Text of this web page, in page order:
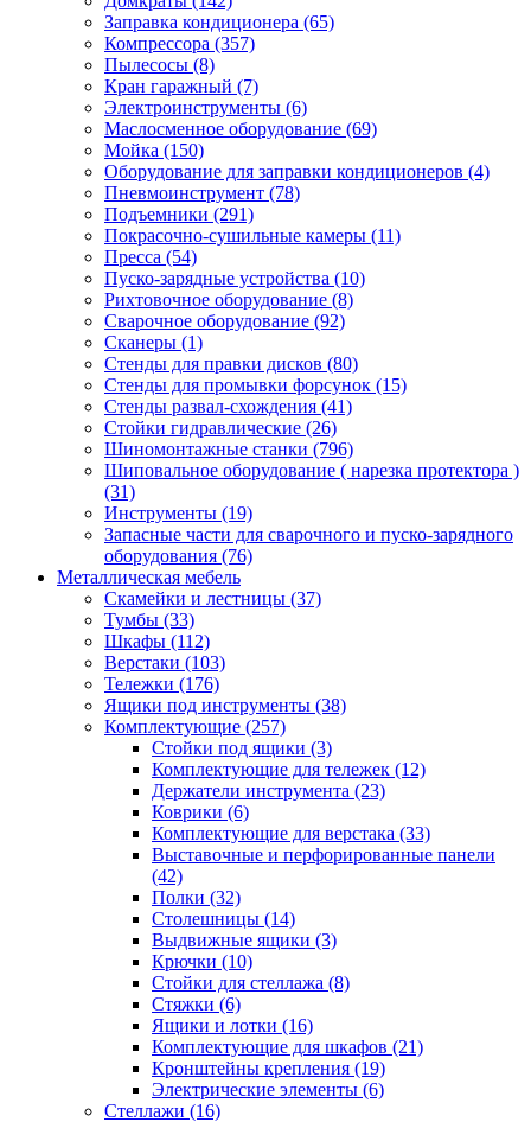
Заправка кондиционера (65)
Компрессора (357)
Пылесосы (8)
Кран гаражный (7)
Электроинструменты (6)
Маслосменное оборудование (69)
Мойка (150)
Оборудование для заправки кондиционеров (4)
Пневмоинструмент (78)
Подъемники (291)
Покрасочно-сушильные камеры (11)
Пресса (54)
Пуско-зарядные устройства (10)
Рихтовочное оборудование (8)
Сварочное оборудование (92)
Сканеры (1)
Стенды для правки дисков (80)
Стенды для промывки форсунок (15)
Стенды развал-схождения (41)
Стойки гидравлические (26)
Шиномонтажные станки (796)
Шиповальное оборудование ( нарезка протектора )
(31)
Инструменты (19)
Запасные части для сварочного и пуско-зарядного
оборудования (76)
Металлическая мебель
Скамейки и лестницы (37)
Тумбы (33)
Шкафы (112)
Верстаки (103)
Тележки (176)
Ящики под инструменты (38)
Комплектующие (257)
Стойки под ящики (3)
Комплектующие для тележек (12)
Держатели инструмента (23)
Коврики (6)
Комплектующие для верстака (33)
Выставочные и перфорированные панели
(42)
Полки (32)
Столешницы (14)
Выдвижные ящики (3)
Крючки (10)
Стойки для стеллажа (8)
Стяжки (6)
Ящики и лотки (16)
Комплектующие для шкафов (21)
Кронштейны крепления (19)
Электрические элементы (6)
Стеллажи (16)